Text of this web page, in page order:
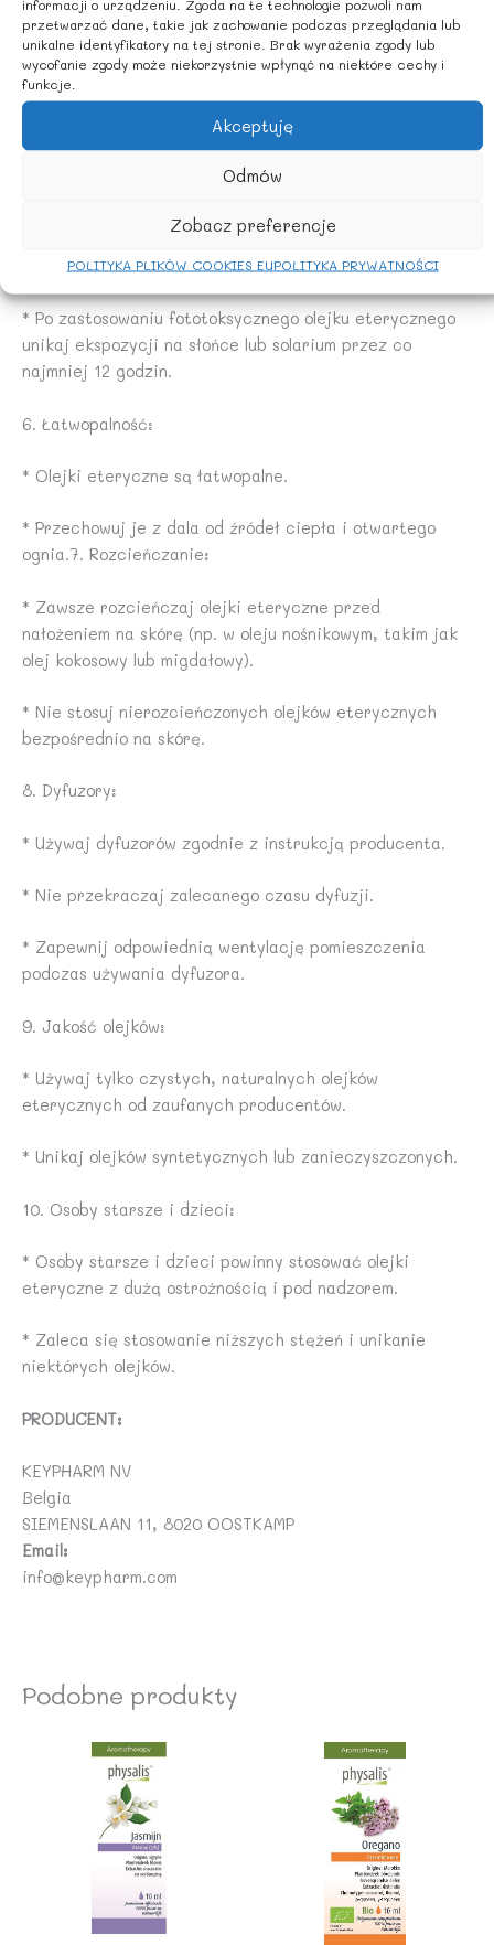
przetwarzać dane, takie jak zachowanie podczas przeglądania lub
unikalne identyfikatory na tej stronie. Brak wyrażenia zgody lub
wycofanie zgody może niekorzystnie wpłynąć na niektóre cechy i
funkcje.
Akceptuję
Odmów
Zobacz preferencje
POLITYKA PLIKÓW COOKIES EUPOLITYKA PRYWATNOŚCI
* Jeśli przyjmujesz jakiekolwiek leki, przed użyciem
olejków eterycznych skonsultuj się z lekarzem lub
farmaceutą.
* Niektóre olejki eteryczne (np. cytrusowe) mogą
powodować fototoksyczność, czyli zwiększać wrażliwość
skóry na promieniowanie UV.
* Po zastosowaniu fototoksycznego olejku eterycznego
unikaj ekspozycji na słońce lub solarium przez co
najmniej 12 godzin.
6. Łatwopalność:
* Olejki eteryczne są łatwopalne.
* Przechowuj je z dala od źródeł ciepła i otwartego
ognia.7. Rozcieńczanie:
* Zawsze rozcieńczaj olejki eteryczne przed
nałożeniem na skórę (np. w oleju nośnikowym, takim jak
olej kokosowy lub migdałowy).
* Nie stosuj nierozcieńczonych olejków eterycznych
bezpośrednio na skórę.
8. Dyfuzory:
* Używaj dyfuzorów zgodnie z instrukcją producenta.
* Nie przekraczaj zalecanego czasu dyfuzji.
* Zapewnij odpowiednią wentylację pomieszczenia
podczas używania dyfuzora.
9. Jakość olejków:
* Używaj tylko czystych, naturalnych olejków
eterycznych od zaufanych producentów.
* Unikaj olejków syntetycznych lub zanieczyszczonych.
10. Osoby starsze i dzieci:
* Osoby starsze i dzieci powinny stosować olejki
eteryczne z dużą ostrożnością i pod nadzorem.
* Zaleca się stosowanie niższych stężeń i unikanie
niektórych olejków.
PRODUCENT:
KEYPHARM NV
Belgia
SIEMENSLAAN 11, 8020 OOSTKAMP
Email:
info@keypharm.com
Podobne produkty